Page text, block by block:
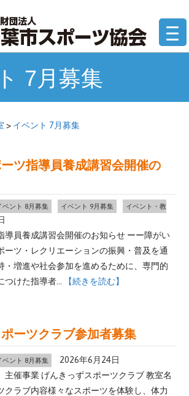
公
7月募集
> イベント 7月募集
ツ指導員養成講習会開催の
ベント 8月募集 イベント 9月募集
イベント・教
導員養成講習会開催のお知らせ ーー障がい
ーツ・レクリエーションの振興・普及を通
・増進や社会参加を進めるために、専門的
つけた指導者...
【続きを読む】
ーツクラブ参加者募集
ベント 8月募集
2026年6月24日
催事業 げんきっずスポーツクラブ 教室名
クラブ内容様々なスポーツを体験し、体力